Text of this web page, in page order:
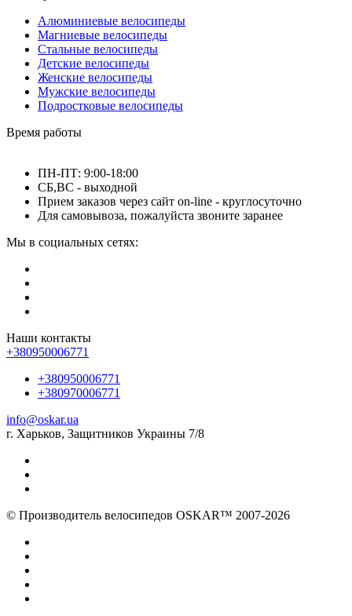
Алюминиевые велосипеды
Магниевые велосипеды
Стальные велосипеды
Детские велосипеды
Женские велосипеды
Мужские велосипеды
Подростковые велосипеды
Время работы
ПН-ПТ: 9:00-18:00
СБ,ВС - выходной
Прием заказов через сайт on-line - круглосуточно
Для самовывоза, пожалуйста звоните заранее
Мы в социальных сетях:
Наши контакты
+380950006771
+380950006771
+380970006771
info@oskar.ua
г. Харьков, Защитников Украины 7/8
© Производитель велосипедов OSKAR™ 2007-2026